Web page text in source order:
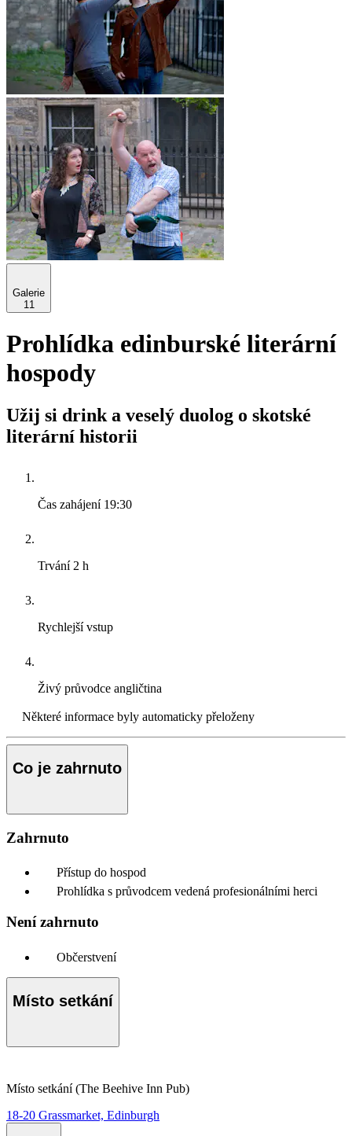
Galerie
11
Prohlídka edinburské literární
hospody
Užij si drink a veselý duolog o skotské
literární historii
Čas zahájení 19:30
Trvání 2 h
Rychlejší vstup
Živý průvodce angličtina
Některé informace byly automaticky přeloženy
Co je zahrnuto
Zahrnuto
Přístup do hospod
Prohlídka s průvodcem vedená profesionálními herci
Není zahrnuto
Občerstvení
Místo setkání
Místo setkání (The Beehive Inn Pub)
18-20 Grassmarket, Edinburgh